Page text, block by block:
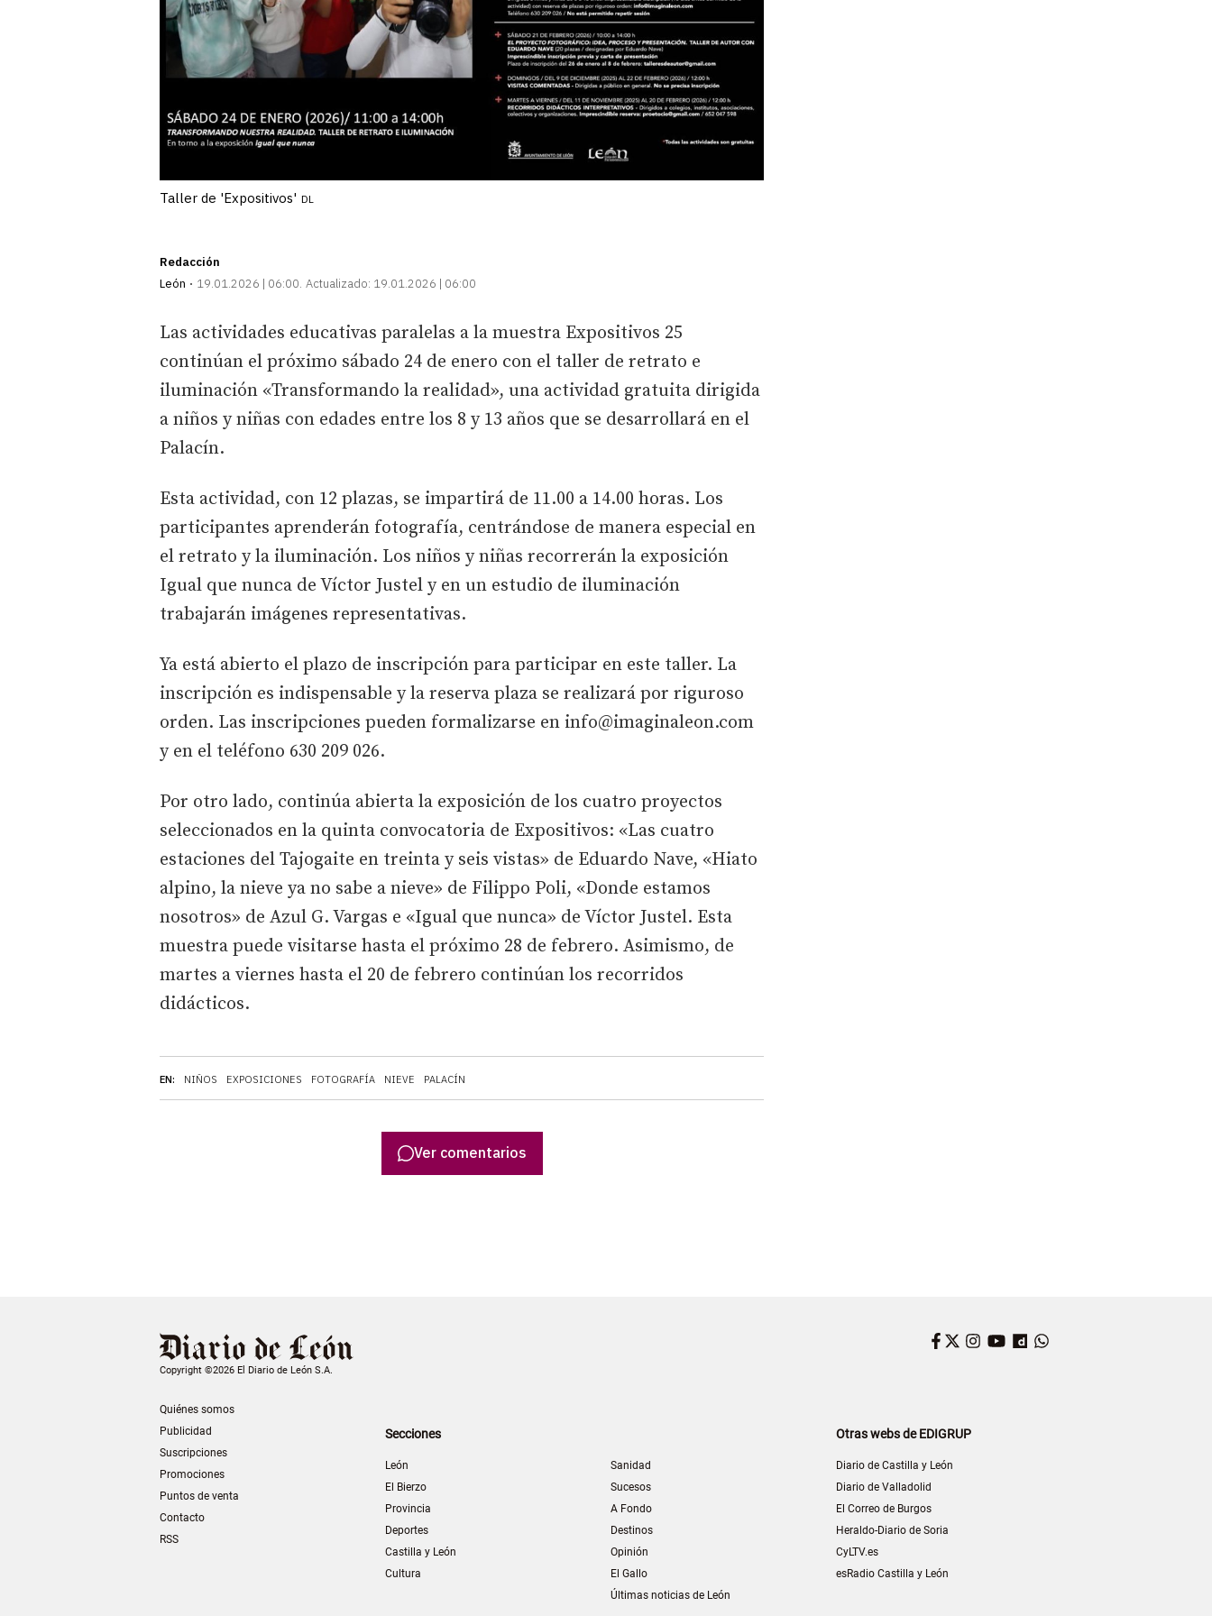
Taller de 'Expositivos' DL
Redacción
León
19.01.2026 | 06:00 Actualizado: 19.01.2026 | 06:00
EN: NIÑOS EXPOSICIONES FOTOGRAFÍA NIEVE PALACÍN
Las actividades educativas paralelas a la muestra Expositivos 25
continúan el próximo sábado 24 de enero con el taller de retrato e
iluminación «Transformando la realidad», una actividad gratuita dirigida
a niños y niñas con edades entre los 8 y 13 años que se desarrollará en el
Palacín.
Esta actividad, con 12 plazas, se impartirá de 11.00 a 14.00 horas. Los
participantes aprenderán fotografía, centrándose de manera especial en
el retrato y la iluminación. Los niños y niñas recorrerán la exposición
Igual que nunca de Víctor Justel y en un estudio de iluminación
trabajarán imágenes representativas.
Ya está abierto el plazo de inscripción para participar en este taller. La
inscripción es indispensable y la reserva plaza se realizará por riguroso
orden. Las inscripciones pueden formalizarse en info@imaginaleon.com
y en el teléfono 630 209 026.
Por otro lado, continúa abierta la exposición de los cuatro proyectos
seleccionados en la quinta convocatoria de Expositivos: «Las cuatro
estaciones del Tajogaite en treinta y seis vistas» de Eduardo Nave, «Hiato
alpino, la nieve ya no sabe a nieve» de Filippo Poli, «Donde estamos
nosotros» de Azul G. Vargas e «Igual que nunca» de Víctor Justel. Esta
muestra puede visitarse hasta el próximo 28 de febrero. Asimismo, de
martes a viernes hasta el 20 de febrero continúan los recorridos
didácticos.
Ver comentarios
Copyright ©2026 El Diario de León S.A.
Quiénes somos
Publicidad
Suscripciones
Promociones
Puntos de venta
Contacto
RSS
Facebook
Twitter
Instagram
YouTube
Dailymotion
Secciones
León
El Bierzo
Provincia
Deportes
Castilla y León
Cultura
Sanidad
Sucesos
A Fondo
Destinos
Opinión
El Gallo
Últimas noticias de León
Otras webs de EDIGRUP
Diario de Castilla y León
Diario de Valladolid
El Correo de Burgos
Heraldo-Diario de Soria
CyLTV.es
esRadio Castilla y León